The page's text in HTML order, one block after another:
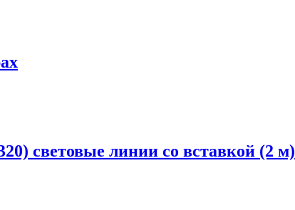
световые линии со вставкой (2 м)